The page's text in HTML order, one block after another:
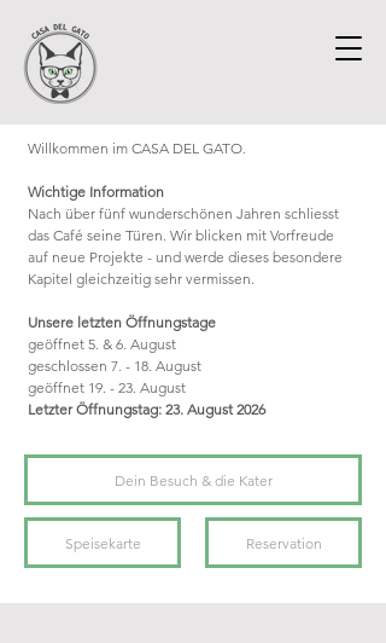
Willkommen im CASA DEL GATO.
Wichtige Information
Nach über fünf wunderschönen Jahren schliesst
das Café seine Türen. Wir blicken mit Vorfreude
auf neue Projekte - und werde dieses besondere
Kapitel gleichzeitig sehr vermissen.
Unsere letzten Öffnungstage
geöffnet 5. & 6. August
geschlossen 7. - 18. August
geöffnet 19. - 23. August
Letzter Öffnungstag: 23. August 2026
Dein Besuch & die Kater
Speisekarte Reservation